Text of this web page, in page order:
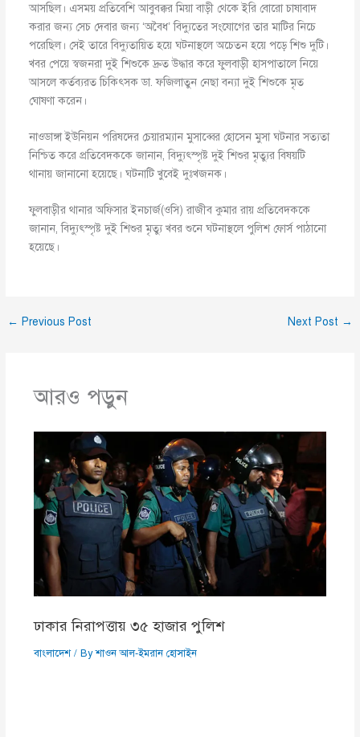
আসছিল। এসময় প্রতিবেশি আবুবক্কর মিয়া বাড়ী থেকে ইরি বোরো চাষাবাদ
করার জন্য সেচ দেবার জন্য ‘অবৈধ’ বিদ্যুতের সংযোগের তার মাটির নিচে
পরেছিল। সেই তারে বিদ্যুতায়িত হয়ে ঘটনাস্থলে অচেতন হয়ে পড়ে শিশু দুটি।
খবর পেয়ে স্বজনরা দুই শিশুকে দ্রুত উদ্ধার করে ফুলবাড়ী হাসপাতালে নিয়ে
আসলে কর্তব্যরত চিকিৎসক ডা. ফজিলাতুন নেছা বন্যা দুই শিশুকে মৃত
ঘোষণা করেন।
নাওডাঙ্গা ইউনিয়ন পরিষদের চেয়ারম্যান মুসাব্বের হোসেন মুসা ঘটনার সত্যতা
নিশ্চিত করে প্রতিবেদককে জানান, বিদ্যুৎস্পৃষ্ট দুই শিশুর মৃত্যুর বিষয়টি
থানায় জানানো হয়েছে। ঘটনাটি খুবেই দুঃখজনক।
ফুলবাড়ীর থানার অফিসার ইনচার্জ(ওসি) রাজীব কুমার রায় প্রতিবেদককে
জানান, বিদ্যুৎস্পৃষ্ট দুই শিশুর মৃত্যু খবর শুনে ঘটনাস্থলে পুলিশ ফোর্স পাঠানো
হয়েছে।
← Previous Post Next Post →
আরও পড়ুন
ঢাকার নিরাপত্তায় ৩৫ হাজার পুলিশ
বাংলাদেশ/ Byশাওন আল-ইমরান হোসাইন